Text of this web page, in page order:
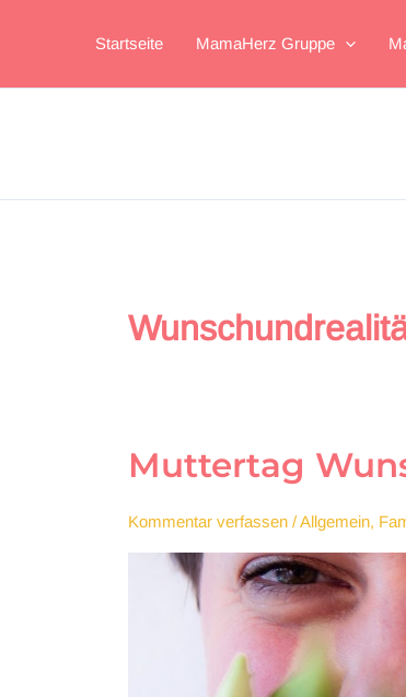
Startseite MamaHerz Gruppe
Muttertag
Kommentar verfassen /Allgemein,